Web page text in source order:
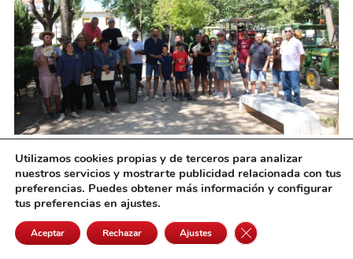
Pedro Muñoz rinde homenaje a sus
agricultores con el tradicional almuerzo y
desfile de tractores antiguos
agosto 6, 2026
Utilizamos cookies propias y de terceros para analizar
nuestros servicios y mostrarte publicidad relacionada con tus
preferencias. Puedes obtener más información y configurar
tus preferencias en ajustes.
Aceptar Rechazar Ajustes Cerrar el banner de